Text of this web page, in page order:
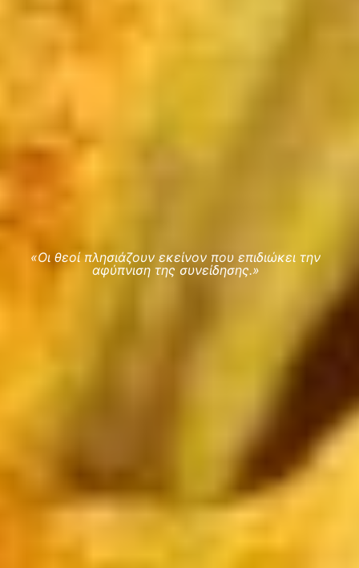
«Οι θεοί πλησιάζουν εκείνον που επιδιώκει την
αφύπνιση της συνείδησης.»